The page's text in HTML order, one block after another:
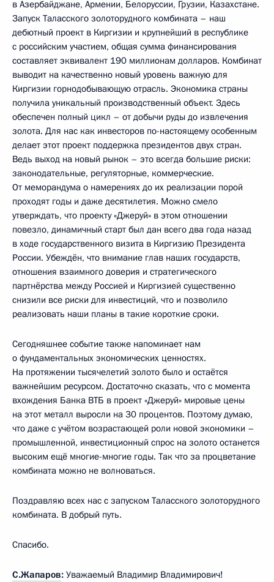
в Азербайджане, Армении, Белоруссии, Грузии, Казахстане.
Запуск Таласского золоторудного комбината – наш
дебютный проект в Киргизии и крупнейший в республике
с российским участием, общая сумма финансирования
составляет эквивалент 190 миллионам долларов. Комбинат
выводит на качественно новый уровень важную для
Киргизии горнодобывающую отрасль. Экономика страны
получила уникальный производственный объект. Здесь
обеспечен полный цикл – от добычи руды до извлечения
золота. Для нас как инвесторов по-настоящему особенным
делает этот проект поддержка президентов двух стран.
Ведь выход на новый рынок – это всегда большие риски:
законодательные, регуляторные, коммерческие.
От меморандума о намерениях до их реализации порой
проходят годы и даже десятилетия. Можно смело
утверждать, что проекту «Джеруй» в этом отношении
повезло, динамичный старт был дан всего два года назад
в ходе государственного визита в Киргизию Президента
России. Убеждён, что внимание глав наших государств,
отношения взаимного доверия и стратегического
партнёрства между Россией и Киргизией существенно
снизили все риски для инвестиций, что и позволило
реализовать наши планы в такие короткие сроки.
Сегодняшнее событие также напоминает нам
о фундаментальных экономических ценностях.
На протяжении тысячелетий золото было и остаётся
важнейшим ресурсом. Достаточно сказать, что с момента
вхождения Банка ВТБ в проект «Джеруй» мировые цены
на этот металл выросли на 30 процентов. Поэтому думаю,
что даже с учётом возрастающей роли новой экономики –
промышленной, инвестиционный спрос на золото останется
высоким ещё многие-многие годы. Так что за процветание
комбината можно не волноваться.
Поздравляю всех нас с запуском Таласского золоторудного
комбината. В добрый путь.
Спасибо.
С.Жапаров: Уважаемый Владимир Владимирович!